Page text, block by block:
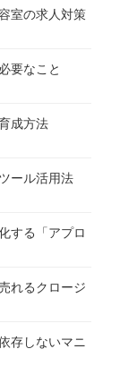
室の求人対策
要なこと
成方法
ール活用法
する「アプロ
れるクロージ
存しないマニ